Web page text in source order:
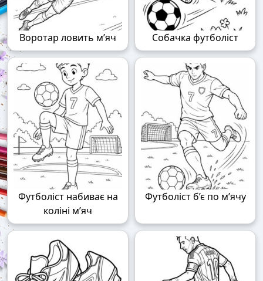
Воротар ловить м’яч Собачка футболіст
Футболіст набиває на
коліні м’яч
Футболіст б’є по м’ячу